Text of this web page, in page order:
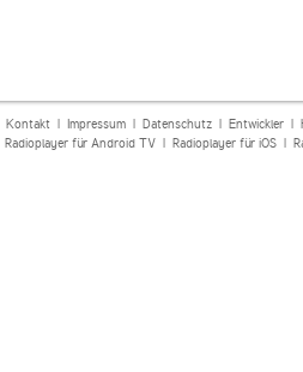
Kontakt| Impressum| Datenschutz| Entwickler|
Radioplayer für Android TV| Radioplayer für iOS|